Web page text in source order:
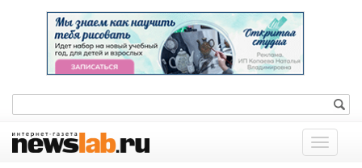
Показать
меню